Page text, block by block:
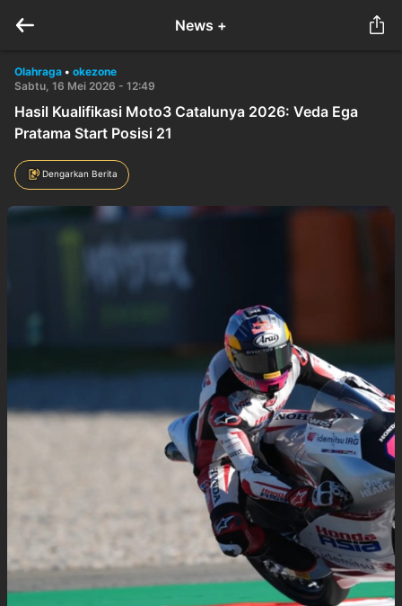
News +
Olahraga • okezone
Sabtu, 16 Mei 2026 - 12:49
Hasil Kualifikasi Moto3 Catalunya 2026: Veda Ega
Pratama Start Posisi 21
Dengarkan Berita